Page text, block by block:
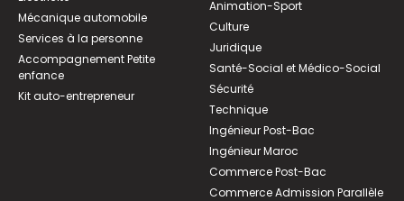
Mécanique automobile
Services à la personne
Accompagnement Petite
enfance
Kit auto-entrepreneur
Animation-Sport
Culture
Juridique
Santé-Social et Médico-Social
Sécurité
Technique
Ingénieur Post-Bac
Ingénieur Maroc
Commerce Post-Bac
Commerce Admission Parallèle